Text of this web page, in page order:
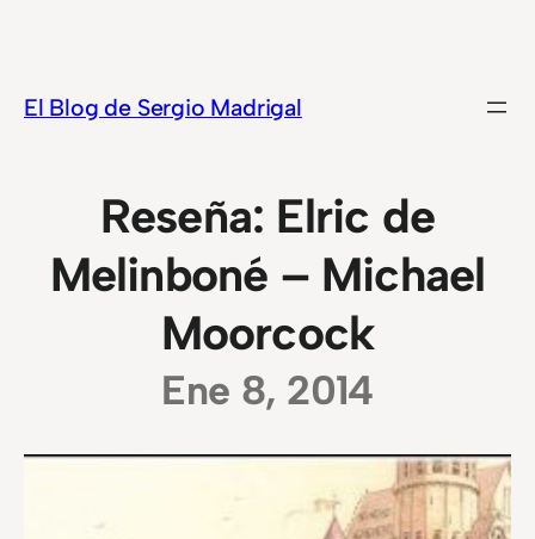
contenido
El Blog de Sergio Madrigal
Reseña: Elric de
Melinboné – Michael
Moorcock
Ene 8, 2014